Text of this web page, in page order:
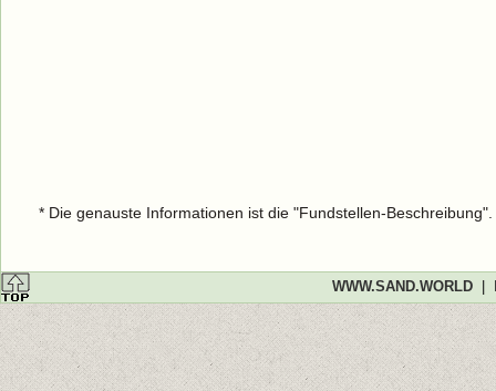
* Die genauste Informationen ist die "Fundstellen-
WWW.SAND.WORLD|